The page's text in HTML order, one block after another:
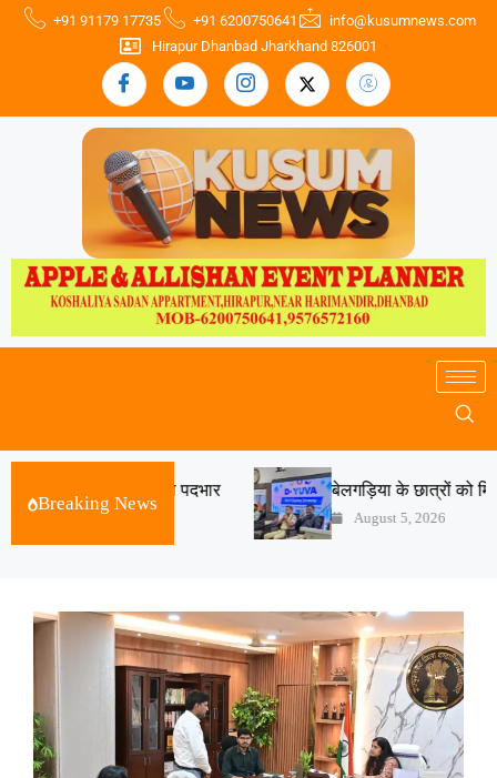
+91 91179 17735 +91 6200750641
info@kusumnews.com
Hirapur Dhanbad Jharkhand 826001
Breaking News
पदाधिकारी ने लिया पदभार बेलगड़िया के छात्रों को मिला
August 5, 2026